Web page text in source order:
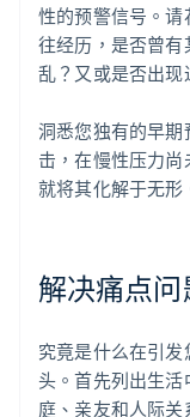
性的预警信号。
往经历，是否曾
乱？又或是否出现
洞悉您独有的早
击，在慢性压力尚
就将其化解于无形
解决痛点问
究竟是什么在引
头。首先列出生
庭、亲友和人际关